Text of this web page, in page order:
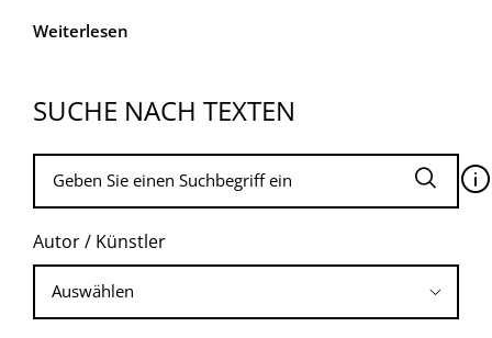
Weiterlesen
SUCHE NACH TEXTEN
🛈
Autor / Künstler